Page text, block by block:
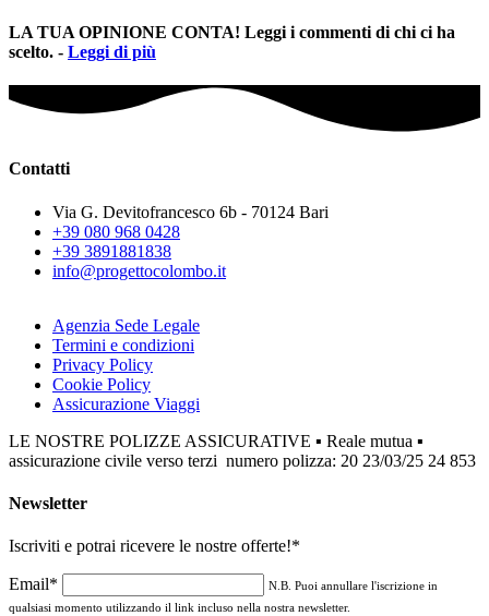
LA TUA OPINIONE CONTA! Leggi i commenti di chi ci ha
scelto. - Leggi di più
Contatti
Via G. Devitofrancesco 6b - 70124 Bari
+39 080 968 0428
+39 3891881838
info@progettocolombo.it
Agenzia Sede Legale
Termini e condizioni
Privacy Policy
Cookie Policy
Assicurazione Viaggi
LE NOSTRE POLIZZE ASSICURATIVE ▪ Reale mutua ▪
assicurazione civile verso terzi numero polizza: 20 23/03/25 24 853
Newsletter
Iscriviti e potrai ricevere le nostre offerte!*
Email*
N.B. Puoi annullare l'iscrizione in
qualsiasi momento utilizzando il link incluso nella nostra newsletter.